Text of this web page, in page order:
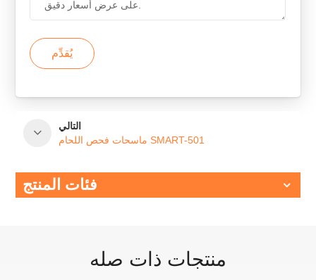
يُقدِّم
التالي
ماسحات فحص اللحام SMART-501
فئات المنتج
منتجات ذات صله